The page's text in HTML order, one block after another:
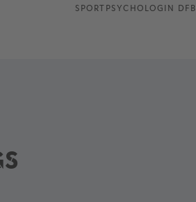
SPORTPSYCHOLOGIN